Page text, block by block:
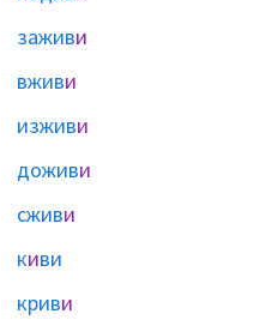
заживи
вживи
изживи
доживи
сживи
киви
криви